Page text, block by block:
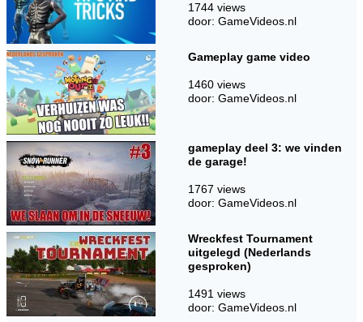
1744 views
door: GameVideos.nl
Gameplay game video
1460 views
door: GameVideos.nl
gameplay deel 3: we vinden
de garage!
1767 views
door: GameVideos.nl
Wreckfest Tournament
uitgelegd (Nederlands
gesproken)
1491 views
door: GameVideos.nl